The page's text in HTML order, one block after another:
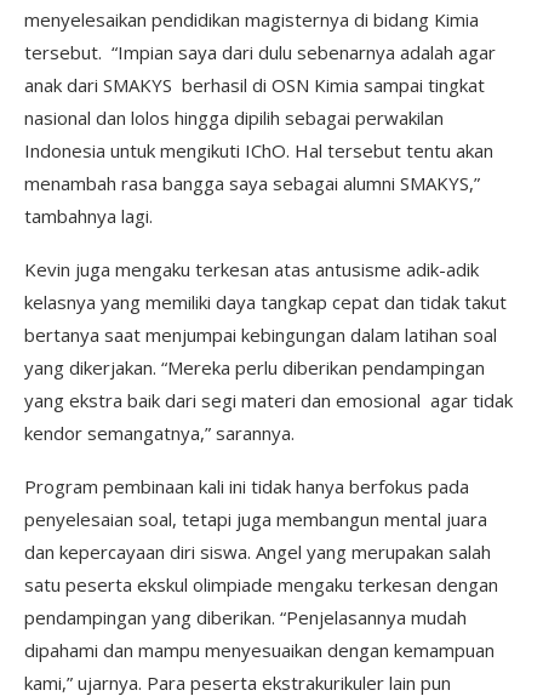
menyelesaikan pendidikan magisternya di bidang Kimia
tersebut. “Impian saya dari dulu sebenarnya adalah agar
anak dari SMAKYS berhasil di OSN Kimia sampai tingkat
nasional dan lolos hingga dipilih sebagai perwakilan
Indonesia untuk mengikuti IChO. Hal tersebut tentu akan
menambah rasa bangga saya sebagai alumni SMAKYS,”
tambahnya lagi.
Kevin juga mengaku terkesan atas antusisme adik-adik
kelasnya yang memiliki daya tangkap cepat dan tidak takut
bertanya saat menjumpai kebingungan dalam latihan soal
yang dikerjakan. “Mereka perlu diberikan pendampingan
yang ekstra baik dari segi materi dan emosional agar tidak
kendor semangatnya,” sarannya.
Program pembinaan kali ini tidak hanya berfokus pada
penyelesaian soal, tetapi juga membangun mental juara
dan kepercayaan diri siswa. Angel yang merupakan salah
satu peserta ekskul olimpiade mengaku terkesan dengan
pendampingan yang diberikan. “Penjelasannya mudah
dipahami dan mampu menyesuaikan dengan kemampuan
kami,” ujarnya. Para peserta ekstrakurikuler lain pun